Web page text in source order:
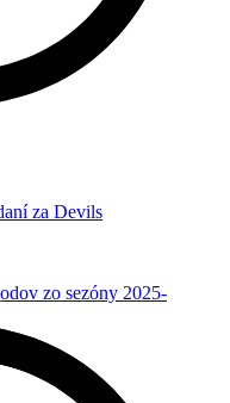
za Devils